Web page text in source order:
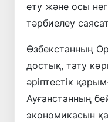
ету және осы
тәрбиелеу
Өзбекстанның
достық, тату
әріптестік
Ауғанстанның
экономикасын